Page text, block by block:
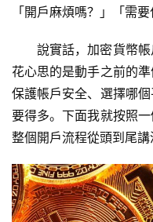
「開戶麻煩嗎？」「需
說實話，加密貨幣
花心思的是動手之前的
保護帳戶安全、選擇哪
要得多。下面我就按照
整個開戶流程從頭到尾講